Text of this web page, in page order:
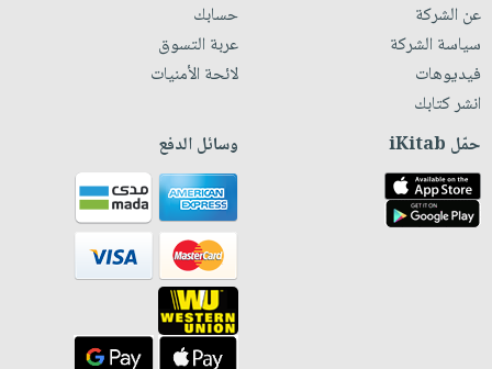
عن الشركة
سياسة الشركة
فيديوهات
انشر كتابك
حسابك
عربة التسوق
لائحة الأمنيات
حمّل iKitab وسائل الدفع